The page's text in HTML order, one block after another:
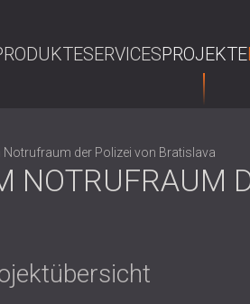
SERVICESPROJEKTE
der Polizei von Bratislava
NOTRUFRAUM